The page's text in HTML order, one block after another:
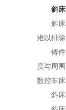
斜
斜床身
难以排
铸件上
度与周
数控车
斜床身